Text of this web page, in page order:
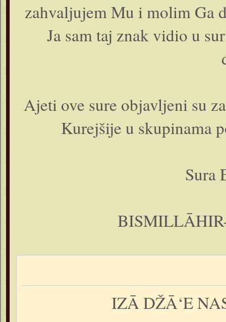
zahvaljujem Mu i molim Ga
Ja sam taj znak vidio u
Ajeti ove sure objavljeni su
Kurejšije u skupinama
Sura
IZĀ DŽĀ‘E